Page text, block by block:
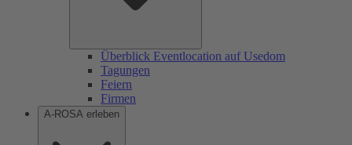
Überblick Eventlocation auf Usedom
Tagungen
Feiern
Firmen
A-ROSA erleben